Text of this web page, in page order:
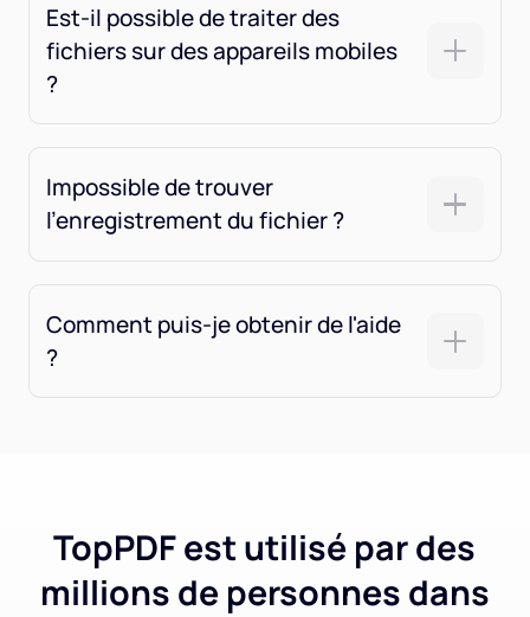
Est-il possible de traiter des
fichiers sur des appareils mobiles
?
Impossible de trouver
l'enregistrement du fichier ?
Comment puis-je obtenir de l'aide
?
TopPDF est utilisé par des
millions de personnes dans